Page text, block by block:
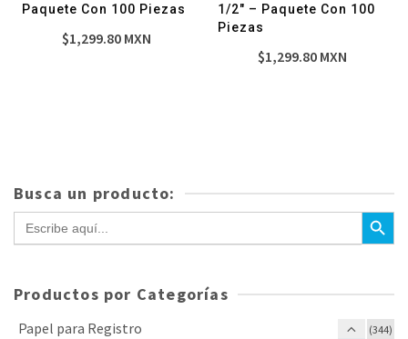
Paquete Con 100 Piezas
$1,299.80MXN
1/2″ – Paquete Con 100
Piezas
$1,299.80MXN
Busca un producto:
Buscar: Botón de
Productos por Categorías
Papel para Registro (344)